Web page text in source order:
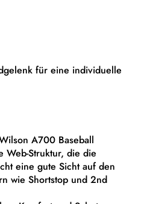
für eine individuelle
A700 Baseball
Web-Struktur, die die
eine gute Sicht auf den
wie Shortstop und 2nd